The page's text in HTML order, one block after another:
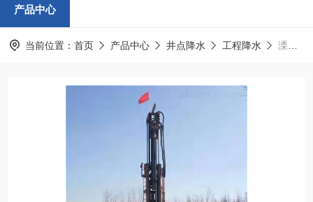
产品中心
当前位置： 首页 产品中心 井点降水 工程降水 溧阳井点降水,机打降水井,工程降水策化